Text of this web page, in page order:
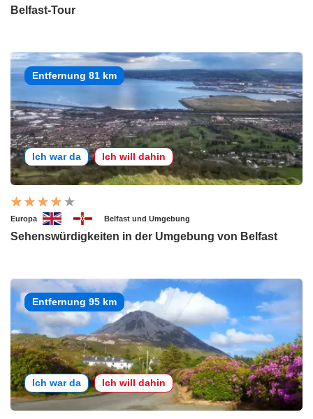
Belfast-Tour
Entfernung 81 km
Ich war da Ich will dahin
Europa Belfast und Umgebung
Sehenswürdigkeiten in der Umgebung von Belfast
Entfernung 95 km
Ich war da Ich will dahin